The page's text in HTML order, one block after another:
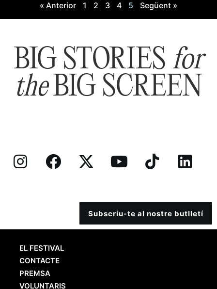
« Anterior 1 2 3 4 5 Següent »
BIG STORIES for
theBIG SCREEN
Subscriu-te al nostre butlletí
EL FESTIVAL
CONTACTE
PREMSA
VOLUNTARIS